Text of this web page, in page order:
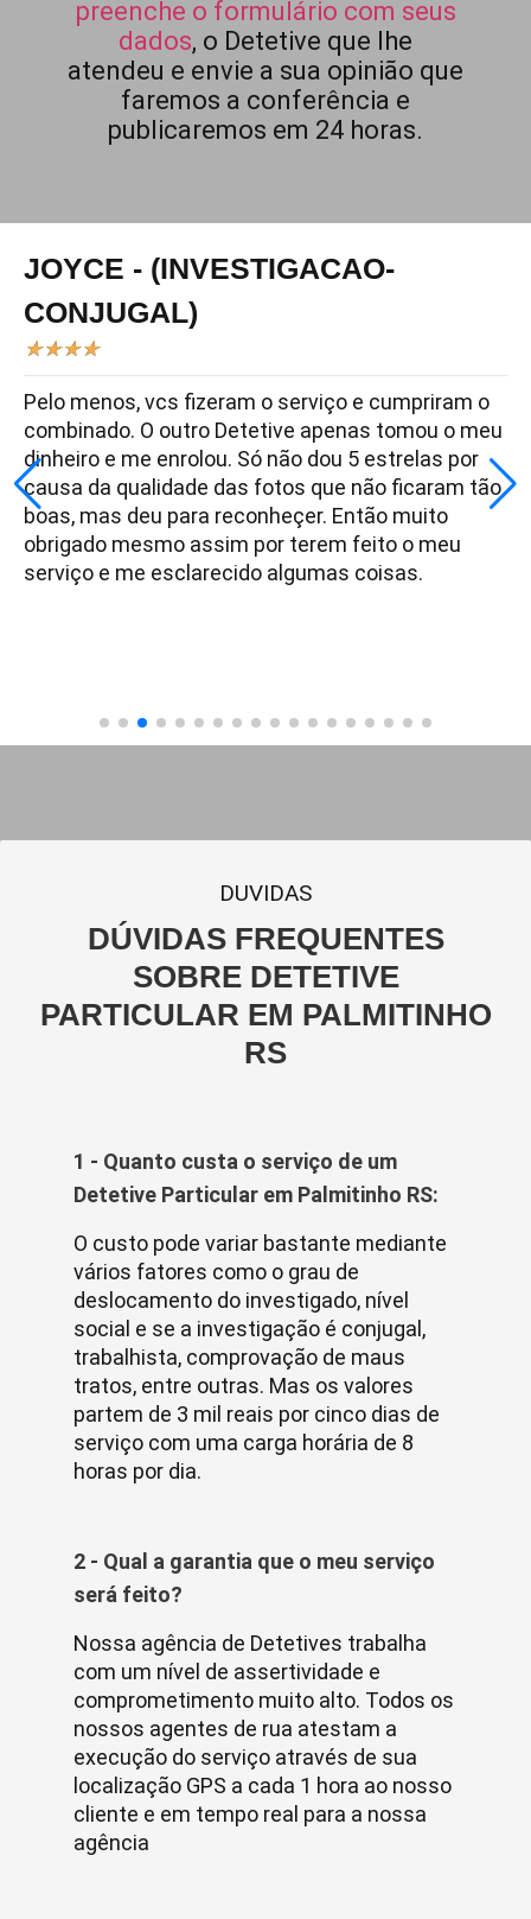
preenche o formulário com seus
dados, o Detetive que lhe
atendeu e envie a sua opinião que
faremos a conferência e
publicaremos em 24 horas.
JOYCE - (INVESTIGACAO-
CONJUGAL)
★★★★
Pelo menos, vcs fizeram o serviço e cumpriram o
combinado. O outro Detetive apenas tomou o meu
dinheiro e me enrolou. Só não dou 5 estrelas por
causa da qualidade das fotos que não ficaram tão
boas, mas deu para reconheçer. Então muito
obrigado mesmo assim por terem feito o meu
serviço e me esclarecido algumas coisas.
DUVIDAS
DÚVIDAS FREQUENTES
SOBRE DETETIVE
PARTICULAR EM PALMITINHO
RS
1 - Quanto custa o serviço de um
Detetive Particular em Palmitinho RS:
O custo pode variar bastante mediante
vários fatores como o grau de
deslocamento do investigado, nível
social e se a investigação é conjugal,
trabalhista, comprovação de maus
tratos, entre outras. Mas os valores
partem de 3 mil reais por cinco dias de
serviço com uma carga horária de 8
horas por dia.
2 - Qual a garantia que o meu serviço
será feito?
Nossa agência de Detetives trabalha
com um nível de assertividade e
comprometimento muito alto. Todos os
nossos agentes de rua atestam a
execução do serviço através de sua
localização GPS a cada 1 hora ao nosso
cliente e em tempo real para a nossa
agência